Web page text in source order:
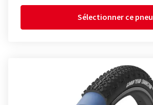
Sélectionner ce pneu